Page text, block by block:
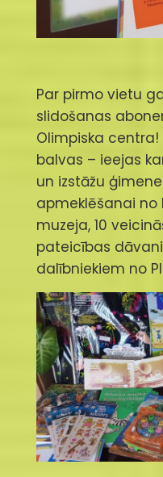
Par pirmo vietu
slidošanas
Olimpiska
balvas – ieejas
un izstāžu
apmeklēšanai no
muzeja, 10
pateicības
dalībniekiem no